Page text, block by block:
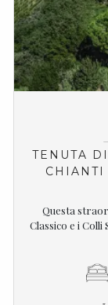
TENUTA
CHIANTI
Questa
Classico e i Colli